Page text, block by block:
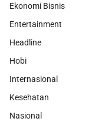
Ekonomi Bisnis
Entertainment
Headline
Hobi
Internasional
Kesehatan
Nasional